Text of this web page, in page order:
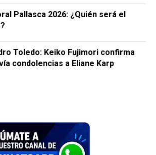
Pallasca 2026: ¿Quién será el
Toledo: Keiko Fujimori confirma
condolencias a Eliane Karp